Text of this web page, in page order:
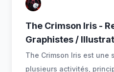
The Crimson Iris -
Graphistes /
The Crimson Iris est une
plusieurs activités,